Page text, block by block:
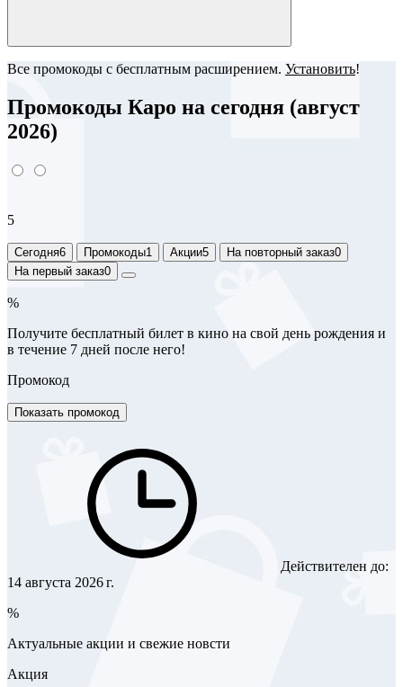
Все промокоды с бесплатным расширением. Установить!
Промокоды Каро на сегодня (август
2026)
5
Сегодня6 Промокоды1 Акции5 На повторный заказ0
На первый заказ0
%
Получите бесплатный билет в кино на свой день рождения и
в течение 7 дней после него!
Промокод
Показать промокод
Действителен до:
14 августа 2026 г.
%
Актуальные акции и свежие новсти
Акция